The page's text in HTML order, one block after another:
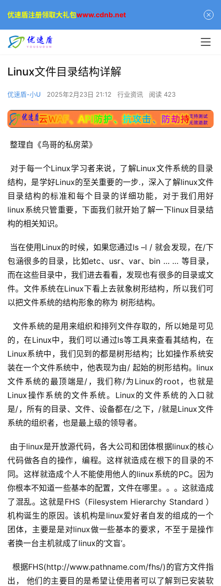
Linux文件目录结构详解
优速盾-小U 2025年2月23日 21:12 行业资讯 阅读 423
整理自《鸟哥的私房菜》
结构，是学好Linux的至关重要的一步.，深入了解linux文件
目录结构的标准和每个目录的详细功能，对于我们用好
linux系统只管重要，下面我们就开始了解一下linux目录结
构的相关知识。
包涵很多的目录，比如etc、usr、var、bin … … 等目录，
而在这些目录中，我们进去看看，发现也有很多的目录或文
件。文件系统在Linux下看上去就象树形结构，所以我们可
以把文件系统的结构形象的称为 树形结构。
文件系统的是用来组织和排列文件存取的，所以她是可见
的，在Linux中，我们可以通过ls等工具来查看其结构，在
Linux系统中，我们见到的都是树形结构；比如操作系统安
装在一个文件系统中，他表现为由/ 起始的树形结构。linux
文件系统的最顶端是/，我们称/为Linux的root，也就是
Linux操作系统的文件系统。Linux的文件系统的入口就
是/，所有的目录、文件、设备都在/之下，/就是Linux文件
系统的组织者，也是最上级的领导者。
代码做各自的操作，编程。这样就造成在根下的目录的不
同。这样就造成个人不能使用他人的linux系统的PC。因为
你根本不知道一些基本的配置，文件在哪里。。。这就造成
了混乱。这就是FHS（Filesystem Hierarchy Standard ）
机构诞生的原因。该机构是linux爱好者自发的组成的一个
团体，主要是是对linux做一些基本的要求，不至于是操作
者换一台主机就成了linux的‘文盲’。
根据FHS(http://www.pathname.com/fhs/)的官方文件指
出， 他们的主要目的是希望让使用者可以了解到已安装软
优速盾注册领取大礼包www.cdnb.net